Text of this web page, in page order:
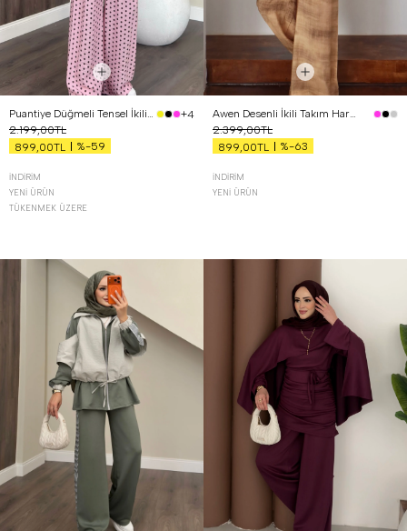
Puantiye Düğmeli Tensel İkili Takım Pembe
+4
2.199,00TL
899,00TL
%-59
İNDIRIM
YENI ÜRÜN
TÜKENMEK ÜZERE
Awen Desenli İkili Takım Hardal
2.399,00TL
899,00TL
%-63
İNDIRIM
YENI ÜRÜN